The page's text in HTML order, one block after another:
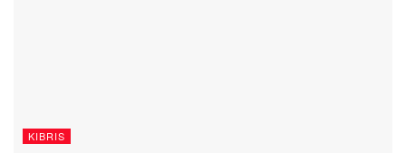
KIBRIS